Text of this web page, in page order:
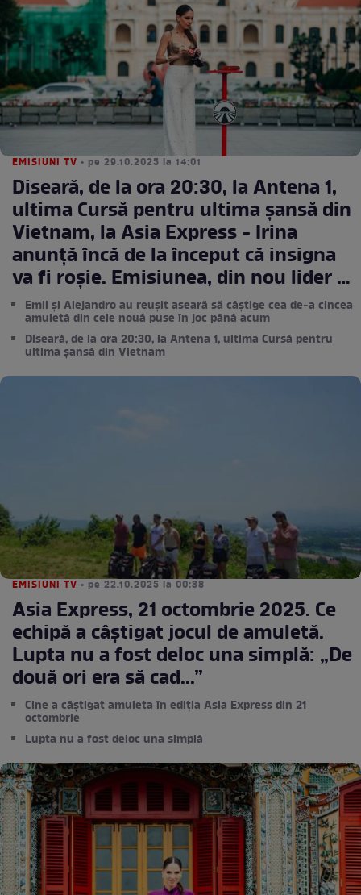
EMISIUNI TV • pe 29.10.2025 la 14:01
Diseară, de la ora 20:30, la Antena 1,
ultima Cursă pentru ultima șansă din
Vietnam, la Asia Express - Irina
anunță încă de la început că insigna
va fi roşie. Emisiunea, din nou lider de
audiență
Emil și Alejandro au reușit aseară să câștige cea de-a cincea
amuletă din cele nouă puse în joc până acum
Diseară, de la ora 20:30, la Antena 1, ultima Cursă pentru
ultima șansă din Vietnam
EMISIUNI TV • pe 22.10.2025 la 00:38
Asia Express, 21 octombrie 2025. Ce
echipă a câștigat jocul de amuletă.
Lupta nu a fost deloc una simplă: „De
două ori era să cad...”
Cine a câștigat amuleta în ediția Asia Express din 21
octombrie
Lupta nu a fost deloc una simplă